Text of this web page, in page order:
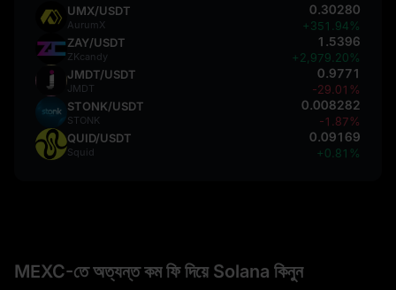
UMX/USDT
AurumX
0.30280
+351.94%
ZAY/USDT
ZKcandy
1.5396
+2,979.20%
JMDT/USDT
JMDT
0.9771
-29.01%
STONK/USDT
STONK
0.008282
-1.87%
QUID/USDT
Squid
0.09169
+0.81%
MEXC-তে অত্যন্ত কম ফি দিয়ে Solana কিনুন